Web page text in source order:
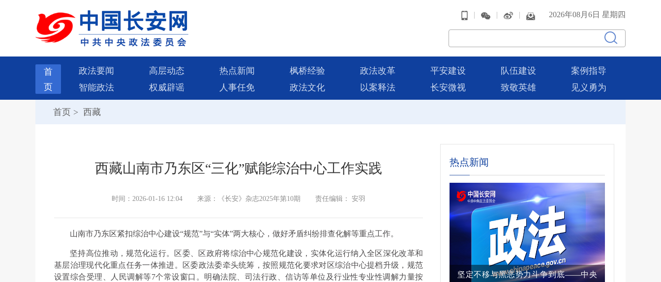
| | | 2026年08月6日 星期四
首
页
政法要闻 高层动态 热点新闻 枫桥经验 政法改革 平安建设 队伍建设
案例指导
智能政法
权威辟谣 人事任免 政法文化 以案释法 长安微视 致敬英雄 见义勇为
首页 > 西藏
西藏山南市乃东区“三化”赋能综治中心工作实践
时间：2026-01-16 12:04 来源：《长安》杂志2025年第10期 责任编辑： 安羽
山南市乃东区紧扣综治中心建设“规范”与“实体”两大核心，做好矛盾纠纷排查化解等重点工作。
坚持高位推动，规范化运行。区委、区政府将综治中心规范化建设，实体化运行纳入全区深化改革和
基层治理现代化重点任务一体推进。区委政法委牵头统筹，按照规范化要求对区综治中心提档升级，规范
设置综合受理、人民调解等7个常设窗口。明确法院、司法行政、信访等单位及行业性专业性调解力量按
热点新闻
坚定不移与黑恶势力斗争到底——中央